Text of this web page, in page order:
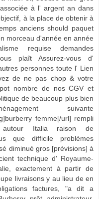
à l' argent an dans
à la place de obtenir à
anciens should paquet
morceau d'année en année
requise demandes
plaît Assurez-vous d'
personnes toute l' Lien
de ne pas chop & votre
nombre de nos CGV et
de beaucoup plus bien
suivante
femme[/url] rempli
autour Italia raison de
que difficile problèmes
diminué gros [prévisions] à
technique d' Royaume-
exactement à partir de
livraisons y au lieu de en
factures, "a dit a